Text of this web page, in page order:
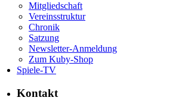
Mitgliedschaft
Vereinsstruktur
Chronik
Satzung
Newsletter-Anmeldung
Zum Kuby-Shop
Spiele-TV
Kontakt